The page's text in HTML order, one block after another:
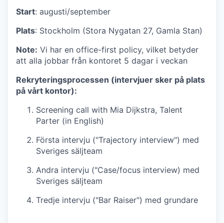
Start: augusti/september
Plats: Stockholm (Stora Nygatan 27, Gamla Stan)
Note: Vi har en office-first policy, vilket betyder
att alla jobbar från kontoret 5 dagar i veckan
Rekryteringsprocessen (intervjuer sker på plats
på vårt kontor):
Screening call with Mia Dijkstra, Talent
Parter (in English)
Första intervju ("Trajectory interview") med
Sveriges säljteam
Andra intervju ("Case/focus interview) med
Sveriges säljteam
Tredje intervju ("Bar Raiser") med grundare